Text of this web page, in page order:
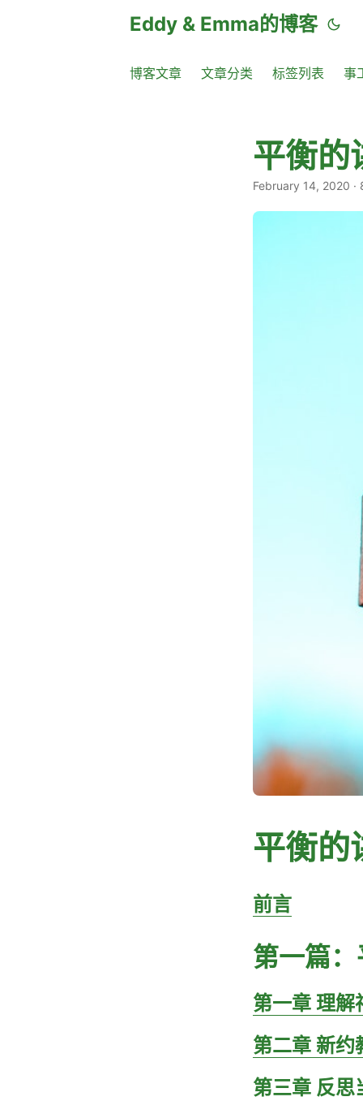
Eddy & Emma的博客
博客文章 文章分类 标签列表 事
平衡的
February 14, 2020 ·
平衡的
前言
第一篇
第一章 理解
第二章 新约
第三章 反思